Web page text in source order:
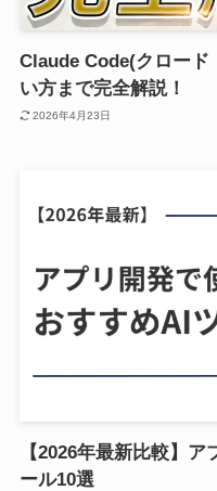
Claude Code(クロード
い方まで完全解説！
2026年4月23日
【2026年最新比較】
ール10選